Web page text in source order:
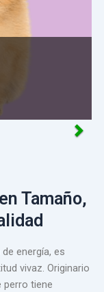
Tamaño,
energía, es
vivaz. Originario
perro tiene